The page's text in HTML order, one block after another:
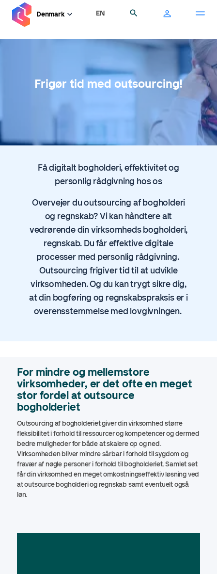
hovedindhold
Denmark EN
Frigør tid med outsourcing!
Få digitalt bogholderi, effektivitet og
personlig rådgivning hos os
Overvejer du outsourcing af bogholderi
og regnskab? Vi kan håndtere alt
vedrørende din virksomheds bogholderi,
regnskab. Du får effektive digitale
processer med personlig rådgivning.
Outsourcing frigiver tid til at udvikle
virksomheden. Og du kan trygt sikre dig,
at din bogføring og regnskabspraksis er i
overensstemmelse med lovgivningen.
For mindre og mellemstore
virksomheder, er det ofte en meget
stor fordel at outsource
bogholderiet
Outsourcing af bogholderiet giver din virksomhed større
fleksibilitet i forhold til ressourcer og kompetencer og dermed
bedre muligheder for både at skalere op og ned.
Virksomheden bliver mindre sårbar i forhold til sygdom og
fravær af nøgle personer i forhold til bogholderiet. Samlet set
får din virksomhed en meget omkostningseffektiv løsning ved
at outsource bogholderi og regnskab samt eventuelt også
løn.